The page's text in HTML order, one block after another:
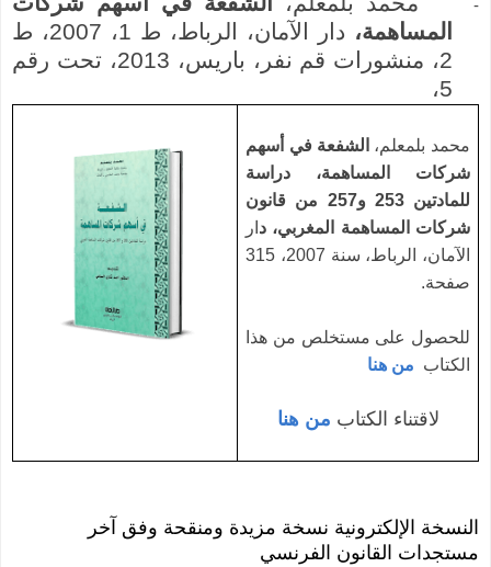
-
المساهمة،
دار الآمان، الرباط، ط 1، 2007، ط
2، منشورات قم نفر، باريس، 2013، تحت رقم
5،
محمد بلمعلم، الشفعة في أسهم
شركات المساهمة، دراسة
للمادتين 253 و257 من قانون
شركات المساهمة المغربي، د ار
الآمان، الرباط، سنة 2007، 315
صفحة.
للحصول على مستخلص من هذا
الكتاب من هنا
لاقتناء الكتاب من هنا
النسخة الإلكترونية نسخة مزيدة ومنقحة وفق آخر
مستجدات القانون الفرنسي